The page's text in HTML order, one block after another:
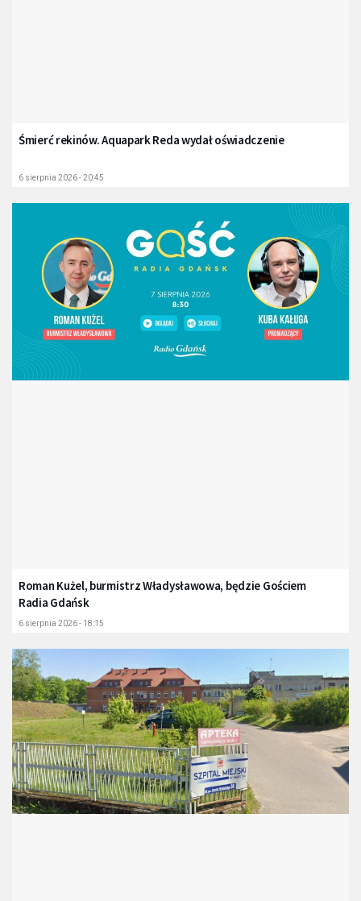
Śmierć rekinów. Aquapark Reda wydał oświadczenie
6 sierpnia 2026 - 20:45
Roman Kużel, burmistrz Władysławowa, będzie Gościem
Radia Gdańsk
6 sierpnia 2026 - 18:15